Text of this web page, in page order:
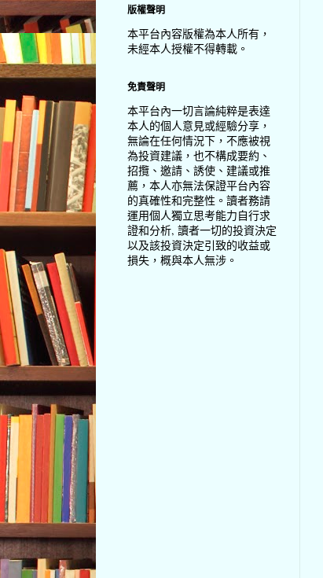
版權聲明
本平台內容版權為本人所有，
未經本人授權不得轉載。
免責聲明
本平台內一切言論純粹是表達
本人的個人意見或經驗分享，
無論在任何情況下，不應被視
為投資建議，也不構成要約、
招攬、邀請、誘使、建議或推
薦，本人亦無法保證平台內容
的真確性和完整性。讀者務請
運用個人獨立思考能力自行求
證和分析, 讀者一切的投資決定
以及該投資決定引致的收益或
損失，概與本人無涉。